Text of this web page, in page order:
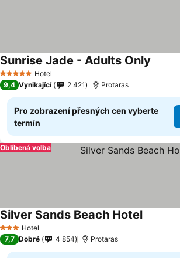
5 Počet hvězdiček
Hotel
Sunrise Jade - Adults Only
9,4 Vynikající 2 421 Protaras
Pro zobrazení přesných cen vyberte
termín
Oblíbená volba
3 Počet hvězdiček
Hotel
Silver Sands Beach Hotel
7,7 Dobré 4 854 Protaras